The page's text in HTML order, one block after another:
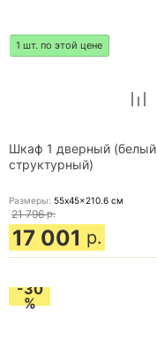
1 шт. по этой цене
Шкаф 1 дверный (белый
структурный)
Размеры: 55x45x210.6 см
21 796 р.
17 001 р.
-30
%